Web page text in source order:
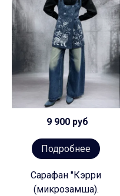
9 900 руб
Подробнее
Сарафан "Кэрри
(микрозамша).